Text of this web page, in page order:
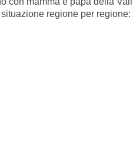
regione per regione: